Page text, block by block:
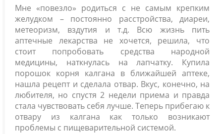
Мне «повезло» родиться с не самым крепким
желудком – постоянно расстройства, диареи,
метеоризм, вздутия и т.д. Всю жизнь пить
аптечные лекарства не хочется, решила, что
стоит попробовать средства народной
медицины, наткнулась на лапчатку. Купила
порошок корня калгана в ближайшей аптеке,
нашла рецепт и сделала отвар. Вкус, конечно, на
любителя, но спустя 2 недели приема и правда
стала чувствовать себя лучше. Теперь прибегаю к
отвару из калгана как только возникают
проблемы с пищеварительной системой.